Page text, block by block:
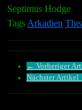
Septimus Hodge
Tags Arkadien
← Vorheriger
Nächster